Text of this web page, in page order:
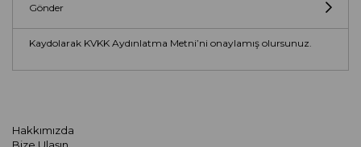
Hakkımızda
Gönder
Kaydolarak KVKK Aydınlatma Metni’ni onaylamış olursunuz.